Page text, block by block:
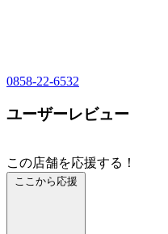
0858-22-6532
ユーザーレビュー
この店舗を応援する！
ここから応援